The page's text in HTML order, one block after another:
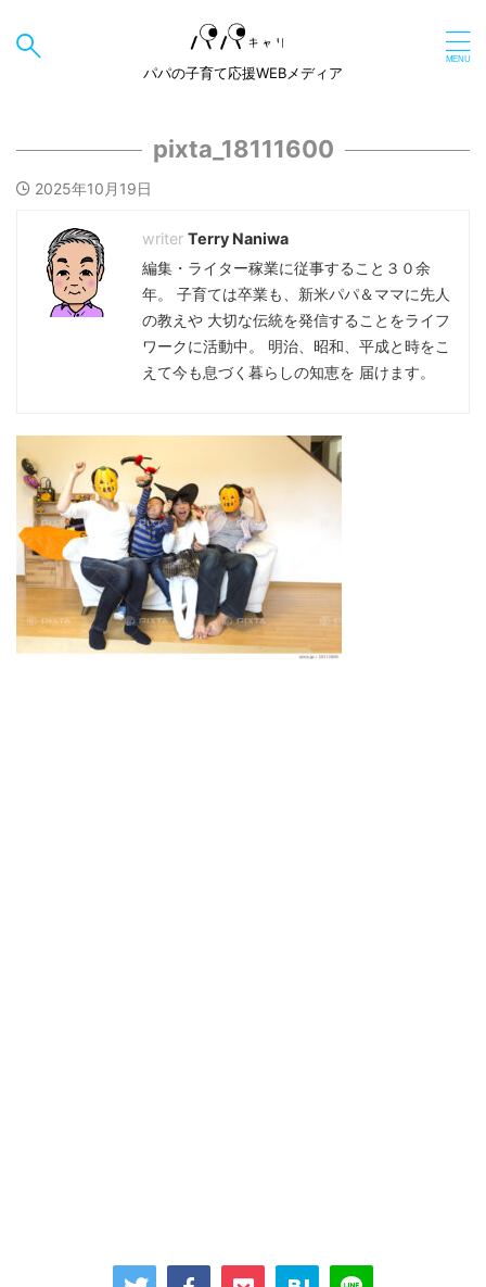
パパの子育て応援WEBメディア
pixta_18111600
2025年10月19日
Terry Naniwa
編集・ライター稼業に従事すること３０余
年。 子育ては卒業も、新米パパ＆ママに先人
の教えや 大切な伝統を発信することをライフ
ワークに活動中。 明治、昭和、平成と時をこ
えて今も息づく暮らしの知恵を 届けます。